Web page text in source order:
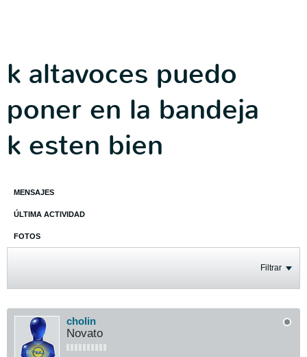
k altavoces puedo
poner en la bandeja
k esten bien
MENSAJES
ÚLTIMA ACTIVIDAD
FOTOS
Filtrar
cholin
Novato